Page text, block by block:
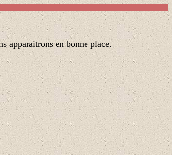
apparaitrons en bonne place.